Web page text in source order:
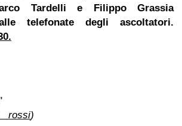
Tardelli e Filippo Grassia
telefonate degli ascoltatori.
)